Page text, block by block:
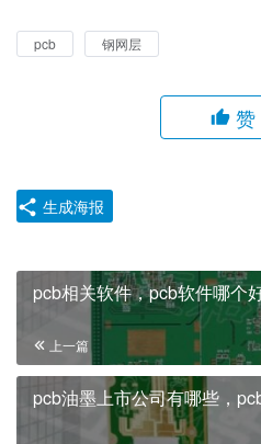
pcb 钢网层
赞
生成海报
pcb相关软件，pcb软件哪个
上一篇
pcb油墨上市公司有哪些，